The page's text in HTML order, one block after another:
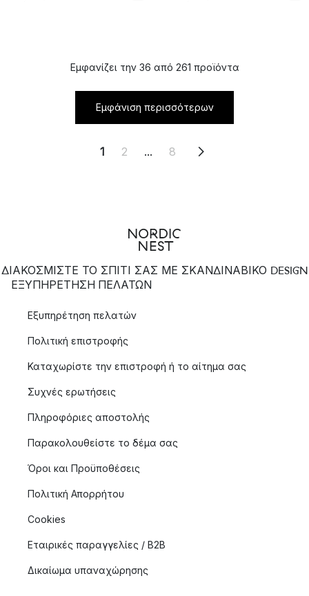
Εμφανίζει την 36 από 261 προϊόντα
Εμφάνιση περισσότερων
1 2 ... 8
ΔΙΑΚΟΣΜΙΣΤΕ ΤΟ ΣΠΙΤΙ ΣΑΣ ΜΕ ΣΚΑΝΔΙΝΑΒΙΚΟ DESIGN
ΕΞΥΠΗΡΈΤΗΣΗ ΠΕΛΑΤΏΝ
Εξυπηρέτηση πελατών
Πολιτική επιστροφής
Καταχωρίστε την επιστροφή ή το αίτημα σας
Συχνές ερωτήσεις
Πληροφόριες αποστολής
Παρακολουθείστε το δέμα σας
Όροι και Προϋποθέσεις
Πολιτική Απορρήτου
Cookies
Εταιρικές παραγγελίες / B2B
Δικαίωμα υπαναχώρησης